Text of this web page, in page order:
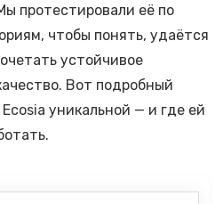
протестировали её по
чтобы понять, удаётся
устойчивое
Вот подробный
уникальной — и где ей